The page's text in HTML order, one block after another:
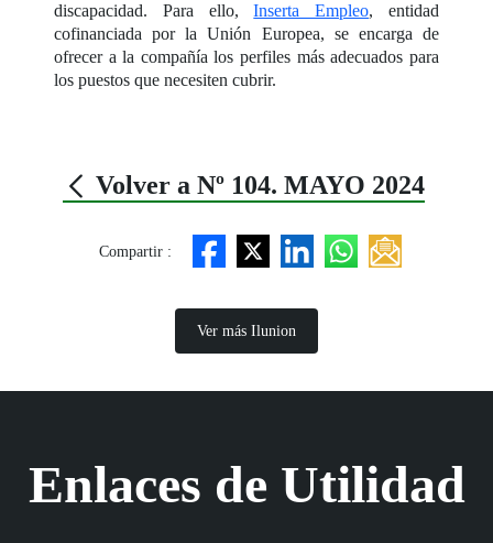
discapacidad. Para ello,Inserta Empleo, entidad
cofinanciada por la Unión Europea, se encarga de
ofrecer a la compañía los perfiles más adecuados para
los puestos que necesiten cubrir.
Volver a Nº 104. MAYO 2024
Compartir :
Ver más Ilunion
Enlaces de Utilidad